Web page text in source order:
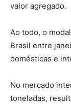
valor agregado.
Ao todo, o
Brasil entre
domésticas e
No mercado
toneladas,